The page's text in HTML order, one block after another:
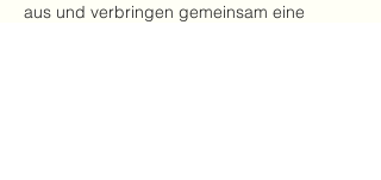
aus und verbringen gemeinsam eine